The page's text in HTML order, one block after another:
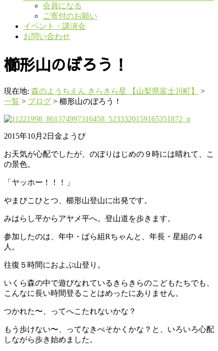
会員になる
ご寄付のお願い
イベント・講演会
お問い合わせ
櫛形山のぼろう！
現在地: 森のようちえん きらきら星 【山梨県富士川町】
>
一覧 > ブログ > 櫛形山のぼろう！
2015年10月2日金ようび
お天気が心配でしたが、のぼりはじめの９時には晴れて、こ
の景色。
「ヤッホー！！！」
やまびこひとつ、櫛形山登山に出発です。
みはらし平からアヤメ平へ。登山道を歩きます。
参加したのは、年中・ばら組Rちゃんと、年長・星組の４
人。
往復５時間におよぶ山登り。
いくら森の中で遊びなれているきらきらのこどもたちでも、
こんなに長い時間登ることはめったにありません。
つかれた〜、ってへこたれないかな？
もう歩けない〜、ってなきべそかくかな？と、いろいろ心配
しながら歩き始めました。